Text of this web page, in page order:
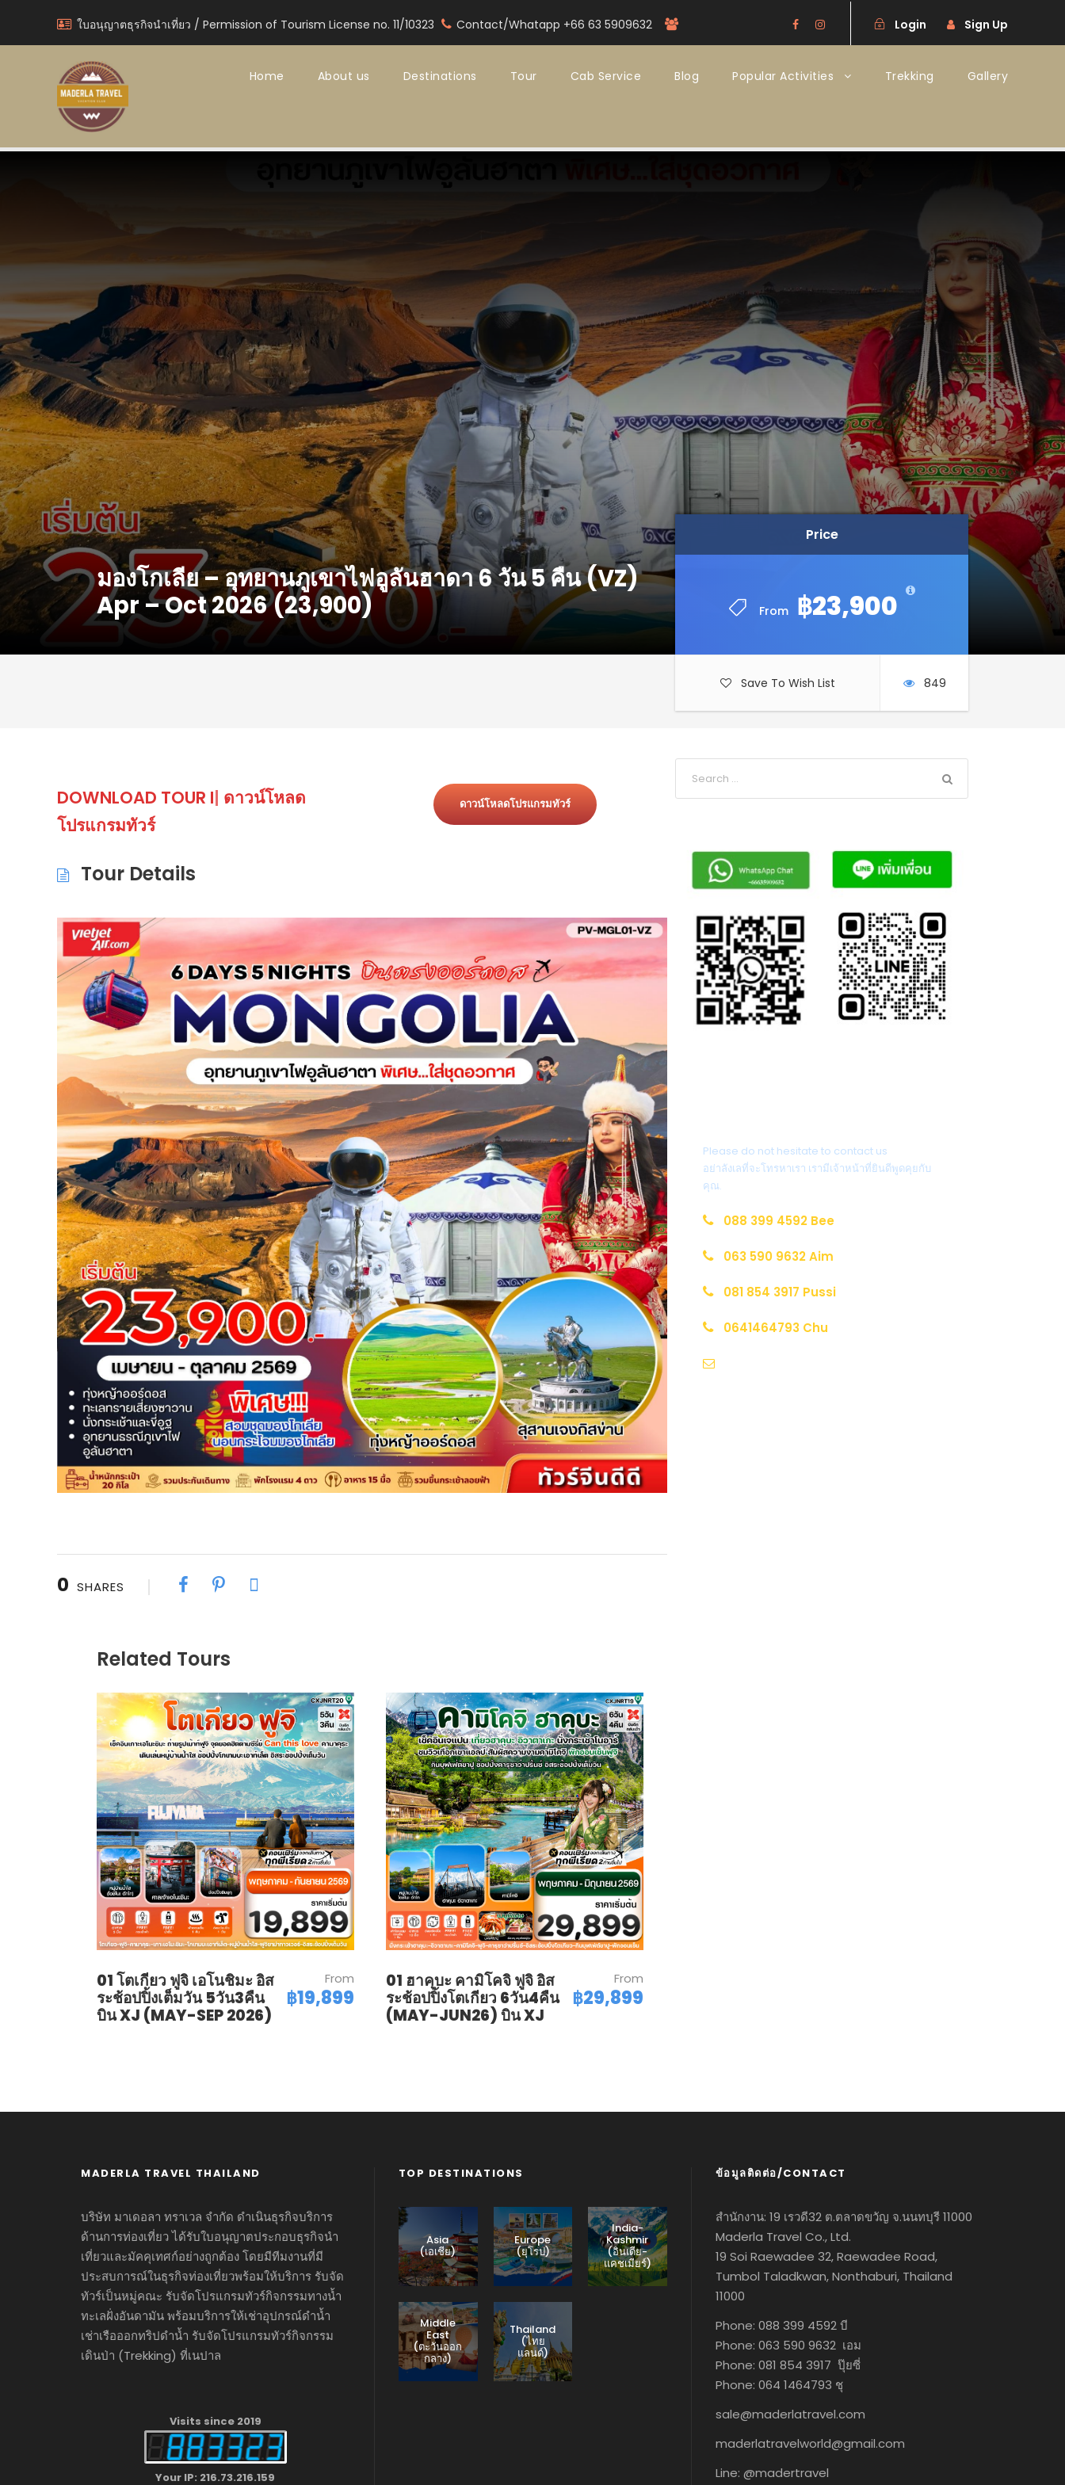
ใบอนุญาตธุรกิจนำเที่ยว / Permission of Tourism License no. 11/10323 Contact/Whatapp +66 63 5909632 Login Sign Up
Home About us Destinations Tour Cab Service Blog Popular Activities Trekking Gallery
มองโกเลีย – อุทยานภูเขาไฟอูลันฮาดา 6 วัน 5 คืน (VZ)
Apr – Oct 2026 (23,900)
Price
From ฿23,900
Price
From ฿23,900
Save To Wish List 849
Please do not hesitate to contact us
อย่าลังเลที่จะโทรหาเรา เรามีเจ้าหน้าที่ยินดีพูดคุยกับ
คุณ.
088 399 4592 Bee
063 590 9632 Aim
081 854 3917 Pussi
0641464793 Chu
DOWNLOAD TOUR ITINER|ดาวน์โหลด
โปรแกรมทัวร์
ดาวน์โหลดโปรแกรมทัวร์
Tour Details
0 SHARES
Related Tours
01 โตเกียว ฟูจิ เอโนชิมะ อิส
ระช้อปปิ้งเต็มวัน 5วัน3คืน
บิน XJ (MAY-SEP 2026)
From
฿19,899
01 ฮาคุบะ คามิโคจิ ฟูจิ อิส
ระช้อปปิ้งโตเกียว 6วัน4คืน
(MAY-JUN26) บิน XJ
From
฿29,899
MADERLA TRAVEL THAILAND
บริษัท มาเดอลา ทราเวล จำกัด ดำเนินธุรกิจบริการ
ด้านการท่องเที่ยว ได้รับใบอนุญาตประกอบธุรกิจนำ
เที่ยวและมัคคุเทศก์อย่างถูกต้อง โดยมีทีมงานที่มี
ประสบการณ์ในธุรกิจท่องเที่ยวพร้อมให้บริการ รับจัด
ทัวร์เป็นหมู่คณะ รับจัดโปรแกรมทัวร์กิจกรรมทางน้ำ
ทะเลฝั่งอันดามัน พร้อมบริการให้เช่าอุปกรณ์ดำน้ำ
เช่าเรือออกทริปดำน้ำ รับจัดโปรแกรมทัวร์กิจกรรม
เดินป่า (Trekking) ที่เนปาล
Visits since 2019
Your IP: 216.73.216.159
TOP DESTINATIONS
Asia
(เอเชีย)
Europe
(ยุโรป)
India-
Kashmir
(อินเดีย-
แคชเมียร์)
Middle
East
(ตะวันออก
กลาง)
Thailand
(ไทย
แลนด์)
ข้อมูลติดต่อ/CONTACT
สำนักงาน: 19 เรวดี32 ต.ตลาดขวัญ จ.นนทบุรี 11000
Maderla Travel Co., Ltd.
19 Soi Raewadee 32, Raewadee Road,
Tumbol Taladkwan, Nonthaburi, Thailand
11000
Phone: 088 399 4592 บี
Phone: 063 590 9632 เอม
Phone: 081 854 3917 ปุ๊ยซี่
Phone: 064 1464793 ชุ
sale@maderlatravel.com
maderlatravelworld@gmail.com
Line: @madertravel